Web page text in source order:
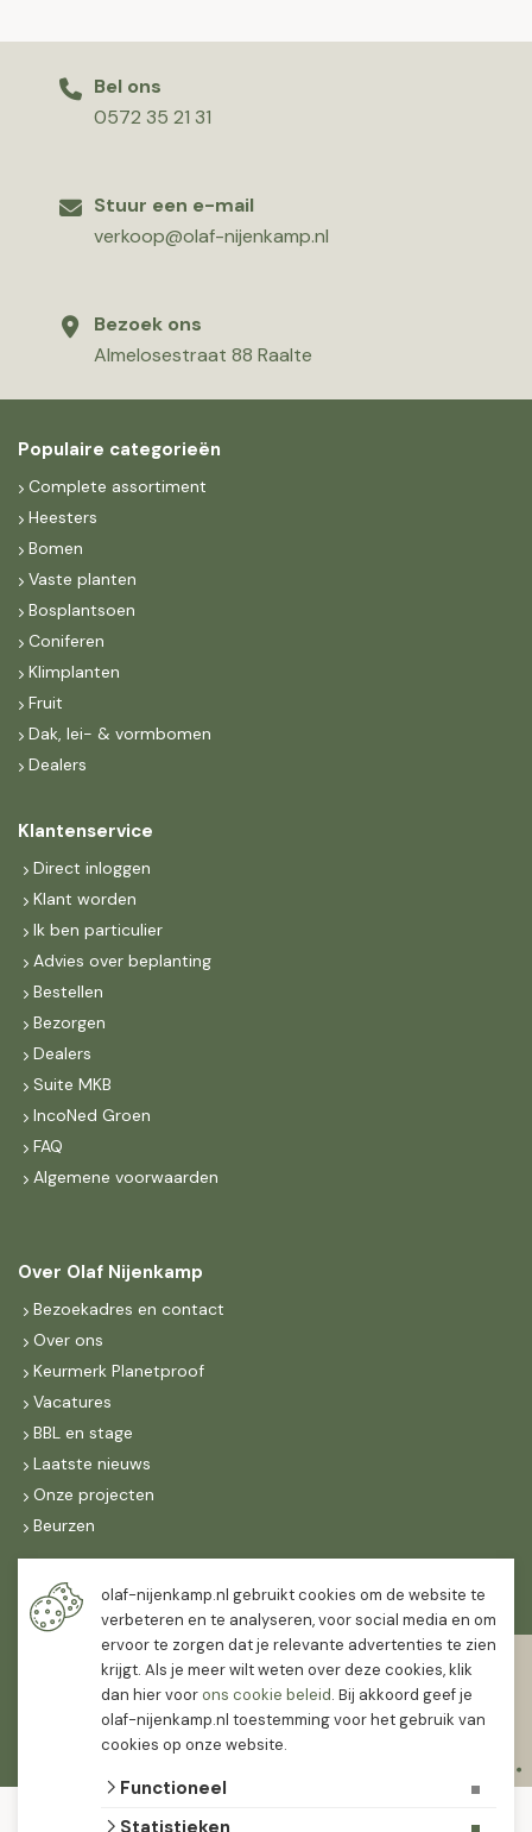
Bel ons
0572 35 21 31
Stuur een e-mail
verkoop@olaf-nijenkamp.nl
Bezoek ons
Almelosestraat 88 Raalte
Populaire categorieën
Complete assortiment
Heesters
Bomen
Vaste planten
Bosplantsoen
Coniferen
Klimplanten
Fruit
Dak, lei- & vormbomen
Dealers
Klantenservice
Direct inloggen
Klant worden
Ik ben particulier
Advies over beplanting
Bestellen
Bezorgen
Dealers
Suite MKB
IncoNed Groen
FAQ
Algemene voorwaarden
Over Olaf Nijenkamp
Bezoekadres en contact
Over ons
Keurmerk Planetproof
Vacatures
BBL en stage
Laatste nieuws
Onze projecten
Beurzen
Maandag t/m vrijdag
07:30-
16:30
12:00
olaf-nijenkamp.nl gebruikt cookies om de website te
verbeteren en te analyseren, voor social media en om
ervoor te zorgen dat je relevante advertenties te zien
krijgt. Als je meer wilt weten over deze cookies, klik
dan hier voorons cookie beleid. Bij akkoord geef je
olaf-nijenkamp.nl toestemming voor het gebruik van
cookies op onze website.
Functioneel
Statistieken